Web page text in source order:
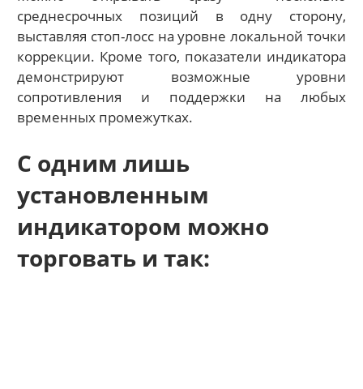
среднесрочных позиций в одну сторону,
выставляя стоп-лосс на уровне локальной точки
коррекции. Кроме того, показатели индикатора
демонстрируют возможные уровни
сопротивления и поддержки на любых
временных промежутках.
С одним лишь
установленным
индикатором можно
торговать и так: